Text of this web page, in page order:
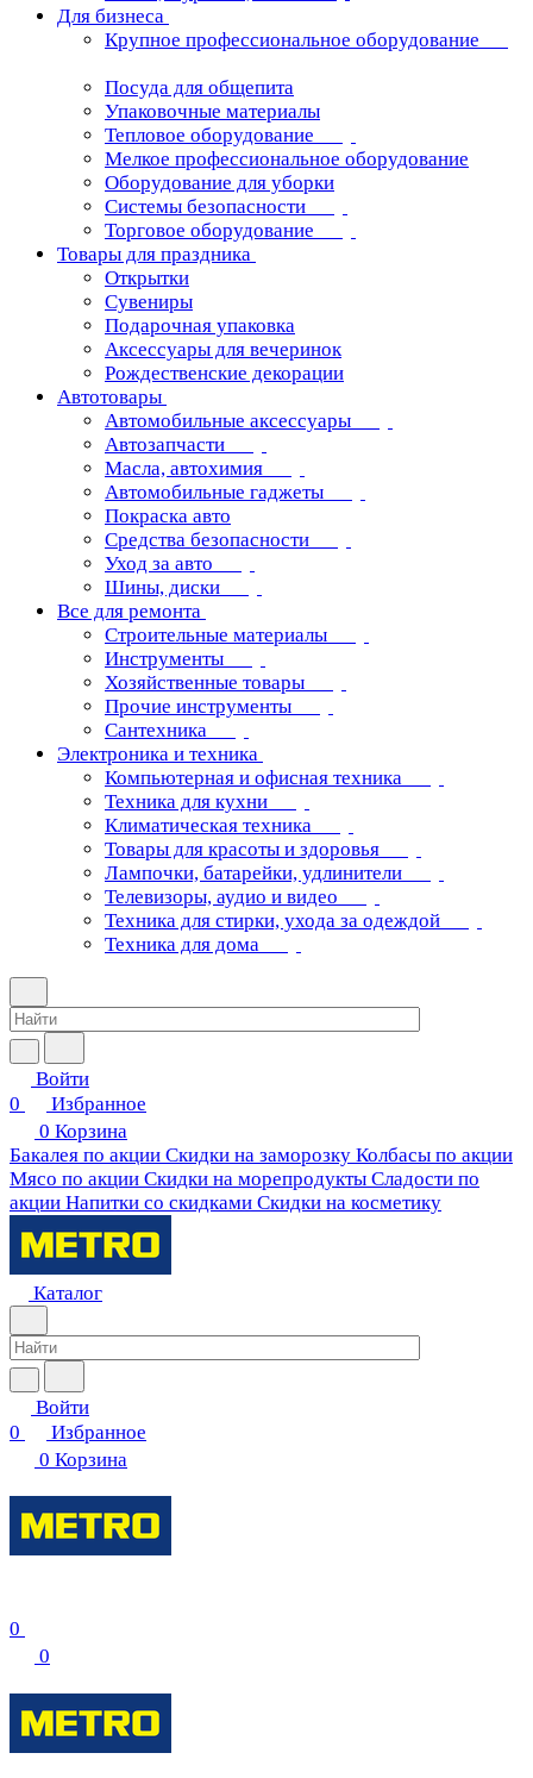
Для бизнеса
Крупное профессиональное оборудование
Посуда для общепита
Упаковочные материалы
Тепловое оборудование
Мелкое профессиональное оборудование
Оборудование для уборки
Системы безопасности
Торговое оборудование
Товары для праздника
Открытки
Сувениры
Подарочная упаковка
Аксессуары для вечеринок
Рождественские декорации
Автотовары
Автомобильные аксессуары
Автозапчасти
Масла, автохимия
Автомобильные гаджеты
Покраска авто
Средства безопасности
Уход за авто
Шины, диски
Все для ремонта
Строительные материалы
Инструменты
Хозяйственные товары
Прочие инструменты
Сантехника
Электроника и техника
Компьютерная и офисная техника
Техника для кухни
Климатическая техника
Товары для красоты и здоровья
Лампочки, батарейки, удлинители
Телевизоры, аудио и видео
Техника для стирки, ухода за одеждой
Техника для дома
Войти
0
Избранное
0 Корзина
Бакалея по акции Скидки на заморозку Колбасы по акции
Мясо по акции Скидки на морепродукты Сладости по
акции Напитки со скидками Скидки на косметику
Каталог
Войти
0
Избранное
0 Корзина
0
0